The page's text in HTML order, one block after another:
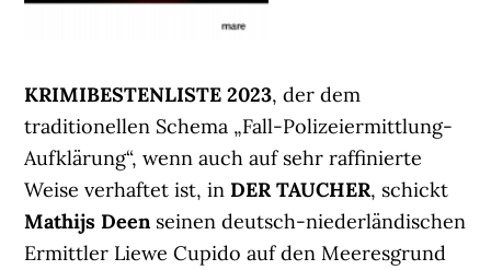
KRIMIBESTENLISTE 2023, der dem
traditionellen Schema „Fall-Polizeiermittlung-
Aufklärung“, wenn auch auf sehr raffinierte
Weise verhaftet ist, in DER TAUCHER, schickt
Mathijs Deen seinen deutsch-niederländischen
Ermittler Liewe Cupido auf den Meeresgrund